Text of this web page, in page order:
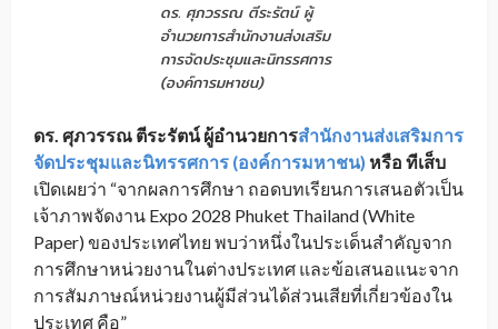
ดร. ศุภวรรณ ตีระรัตน์ ผู้
อำนวยการสำนักงานส่งเสริม
การจัดประชุมและนิทรรศการ
(องค์การมหาชน)
ดร. ศุภวรรณ ตีระรัตน์ ผู้อำนวยการสำนักงานส่งเสริมการ
จัดประชุมและนิทรรศการ (องค์การมหาชน) หรือ ทีเส็บ
เปิดเผยว่า “จากผลการศึกษา ถอดบทเรียนการเสนอตัวเป็น
เจ้าภาพจัดงาน Expo 2028 Phuket Thailand (White
Paper) ของประเทศไทย พบว่าหนึ่งในประเด็นสำคัญจาก
การศึกษาหน่วยงานในต่างประเทศ และข้อเสนอแนะจาก
การสัมภาษณ์หน่วยงานผู้มีส่วนได้ส่วนเสียที่เกี่ยวข้องใน
ประเทศ คือ”